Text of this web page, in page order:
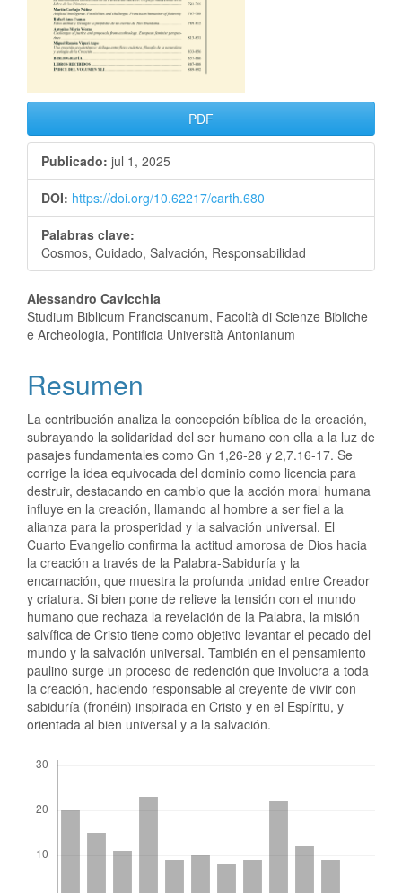
PDF
Publicado: jul 1, 2025
DOI: https://doi.org/10.62217/carth.680
Palabras clave:
Cosmos, Cuidado, Salvación, Responsabilidad
Alessandro Cavicchia
Studium Biblicum Franciscanum, Facoltà di Scienze Bibliche
e Archeologia, Pontificia Università Antonianum
Resumen
La contribución analiza la concepción bíblica de la creación,
subrayando la solidaridad del ser humano con ella a la luz de
pasajes fundamentales como Gn 1,26-28 y 2,7.16-17. Se
corrige la idea equivocada del dominio como licencia para
destruir, destacando en cambio que la acción moral humana
influye en la creación, llamando al hombre a ser fiel a la
alianza para la prosperidad y la salvación universal. El
Cuarto Evangelio confirma la actitud amorosa de Dios hacia
la creación a través de la Palabra-Sabiduría y la
encarnación, que muestra la profunda unidad entre Creador
y criatura. Si bien pone de relieve la tensión con el mundo
humano que rechaza la revelación de la Palabra, la misión
salvífica de Cristo tiene como objetivo levantar el pecado del
mundo y la salvación universal. También en el pensamiento
paulino surge un proceso de redención que involucra a toda
la creación, haciendo responsable al creyente de vivir con
sabiduría (fronéin) inspirada en Cristo y en el Espíritu, y
orientada al bien universal y a la salvación.